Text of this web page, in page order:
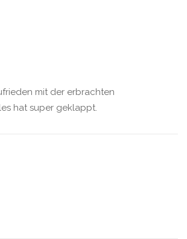
mit der erbrachten
hat super geklappt.